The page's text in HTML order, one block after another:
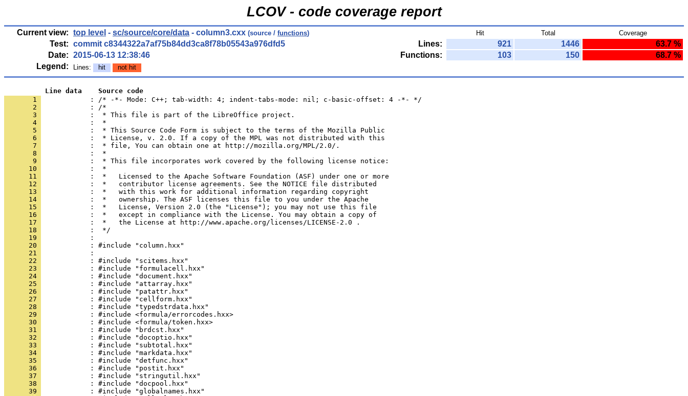
LCOV - code coverage report
Current view: top level - sc/source/core/data - column3.cxx (source / functions) Hit Total Coverage
Test: commit c8344322a7af75b84dd3ca8f78b05543a976dfd5 Lines: 921 1446
63.7 %
Date: 2015-06-13 12:38:46 Functions: 103 150
68.7 %
Legend:
Lines: hit not hit
          Line data    Source code
       1
            : /* -*- Mode: C++; tab-width: 4; indent-tabs-mode: nil; c-basic-offset: 4 -*- */
       2
       3
       4
       5
       6
       7
       8
       9
      10
      11
      12
      13
      14
      15
      16
      17
      18
      19
      20
      21
      22
      23
      24
      25
      26
      27
      28
      29
      30
      31
      32
      33
      34
      35
      36
      37
      38
      39